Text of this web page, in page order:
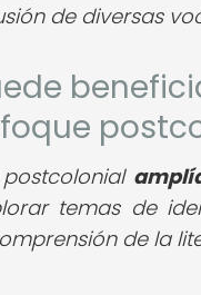
de diversas
temas de
de la